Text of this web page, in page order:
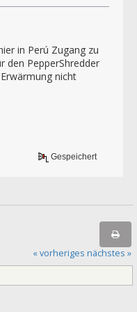
in Perú Zugang zu
den PepperShredder
nicht
Gespeichert
« vorheriges nächstes »